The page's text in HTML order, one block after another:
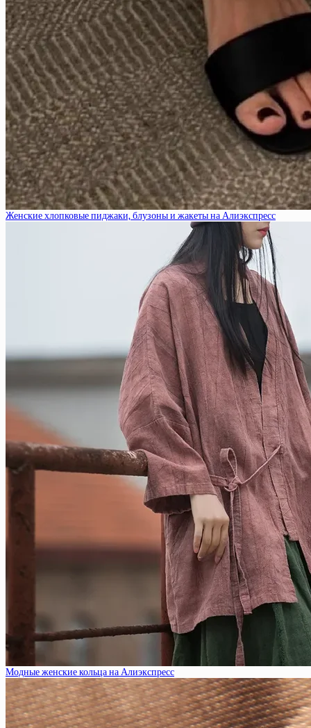
Женские хлопковые пиджаки, блузоны и жакеты на Алиэкспресс
Модные женские кольца на Алиэкспресс